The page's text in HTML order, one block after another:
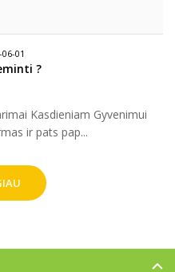
01
?
Kasdieniam Gyvenimui
ir pats pap...